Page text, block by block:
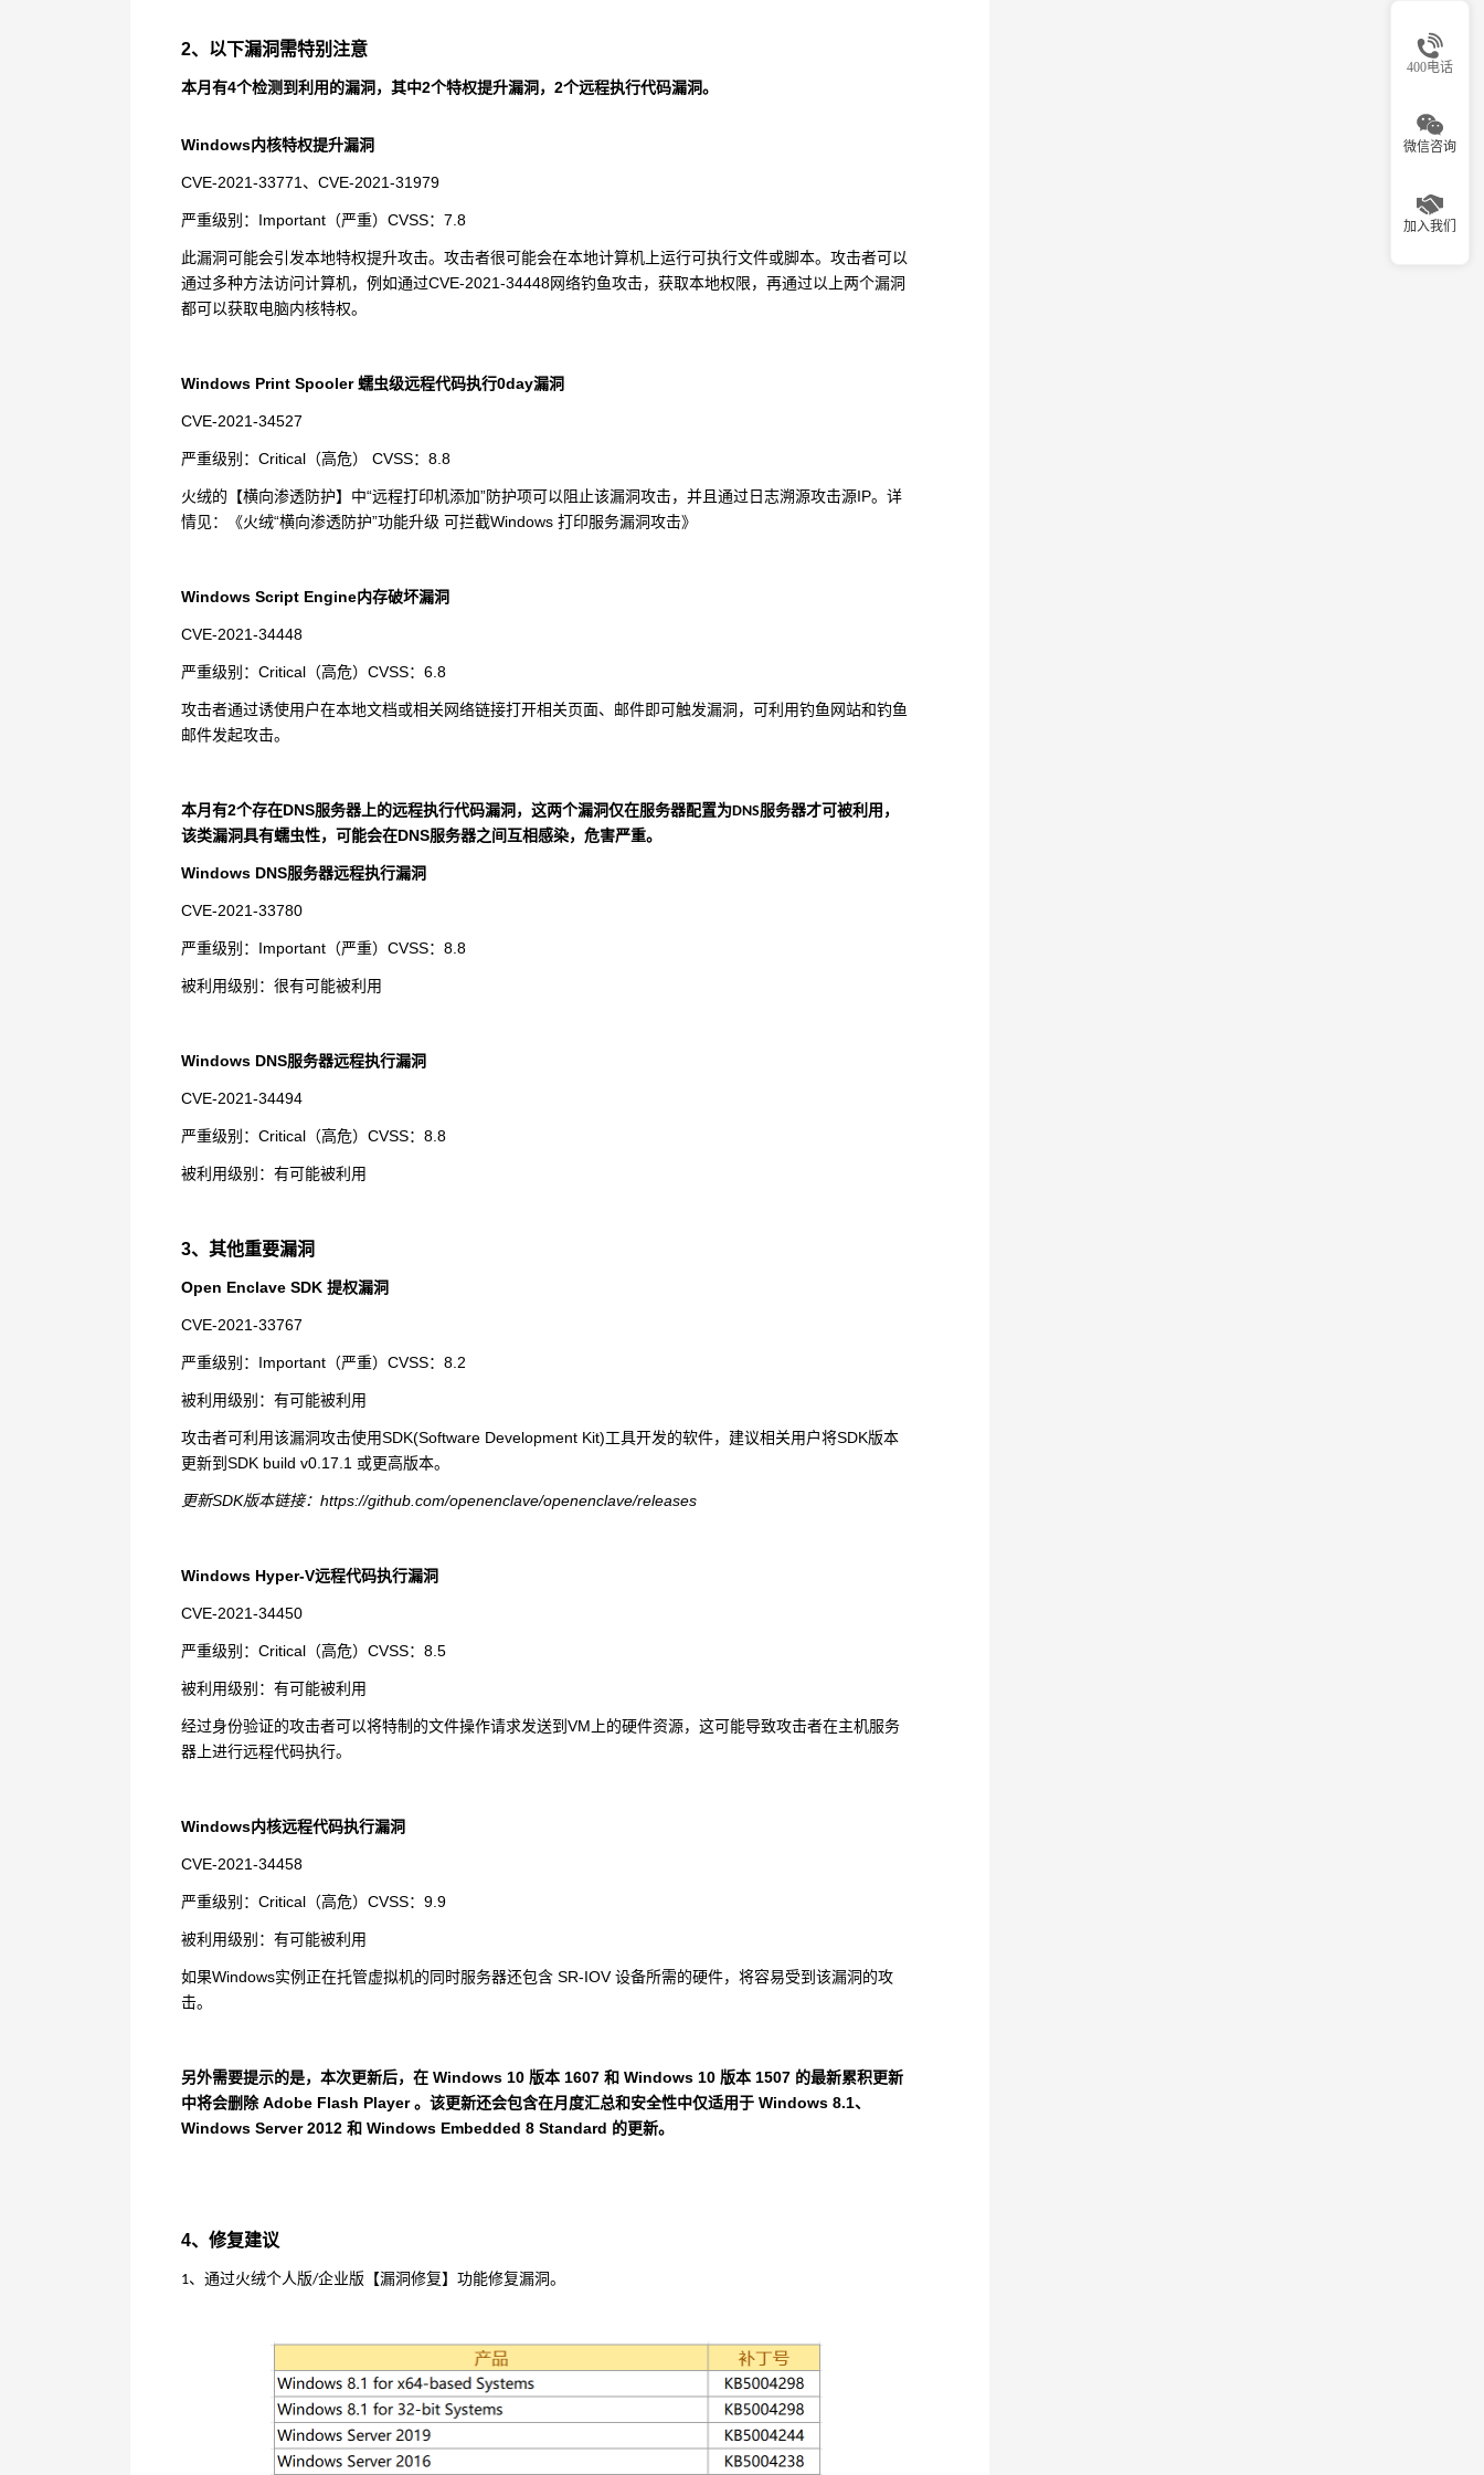
400电话
微信咨询
加入我们
2、以下漏洞需特别注意
本月有4个检测到利用的漏洞，其中2个特权提升漏洞， 2个远程执行代码漏洞。
Windows内核特权提升漏洞
CVE-2021-33771、 CVE-2021-31979
严重级别： Important（严重） CVSS： 7.8
此漏洞可能会引发本地特权提升攻击。攻击者很可能会在本地计算机上运行可执行文件或脚本。攻击者可以
通过多种方法访问计算机，例如通过CVE-2021-34448网络钓鱼攻击，获取本地权限，再通过以上两个漏洞
都可以获取电脑内核特权。
Windows Print Spooler蠕虫级远程代码执行0day漏洞
CVE-2021-34527
严重级别： Critical（高危） CVSS： 8.8
火绒的【横向渗透防护】中“远程打印机添加”防护项可以阻止该漏洞攻击，并且通过日志溯源攻击源IP。详
情见：
《火绒“横向渗透防护”功能升级 可拦截Windows 打印服务漏洞攻击》
Windows Script Engine内存破坏漏洞
CVE-2021-34448
严重级别： Critical（高危） CVSS： 6.8
攻击者通过诱使用户在本地文档或相关网络链接打开相关页面、邮件即可触发漏洞，可利用钓鱼网站和钓鱼
邮件发起攻击。
本月有2个存在DNS服务器上的远程执行代码漏洞，这两个漏洞仅在服务器配置为DNS服务器才可被利用，
该类漏洞具有蠕虫性，可能会在DNS服务器之间互相感染，危害严重。
Windows DNS服务器远程执行漏洞
CVE-2021-33780
严重级别： Important（严重） CVSS： 8.8
被利用级别：很有可能被利用
Windows DNS服务器远程执行漏洞
CVE-2021-34494
严重级别： Critical（高危） CVSS： 8.8
被利用级别：有可能被利用
3、其他重要漏洞
Open Enclave SDK 提权漏洞
CVE-2021-33767
严重级别： Important（严重） CVSS： 8.2
被利用级别：有可能被利用
攻击者可利用该漏洞攻击使用SDK(Software Development Kit)工具开发的软件，建议相关用户将SDK版本
更新到 SDK build v0.17.1 或更高版本。
更新SDK版本链接： https://github.com/openenclave/openenclave/releases
Windows Hyper-V远程代码执行漏洞
CVE-2021-34450
严重级别： Critical（高危） CVSS： 8.5
被利用级别：有可能被利用
经过身份验证的攻击者可以将特制的文件操作请求发送到 VM 上的硬件资源，这可能导致攻击者在主机服务
器上进行远程代码执行。
Windows内核远程代码执行漏洞
CVE-2021-34458
严重级别： Critical（高危） CVSS： 9.9
被利用级别：有可能被利用
如果Windows实例正在托管虚拟机的同时服务器还包含SR-IOV设备所需的硬件，将容易受到该漏洞的攻
击。
另外需要提示的是，本次更新后，在Windows 10 版本1607 和 Windows 10 版本1507 的最新累积更新
中将会删除Adobe Flash Player。该更新还会包含在月度汇总和安全性中仅适用于Windows 8.1、
Windows Server 2012 和 Windows Embedded 8 Standard 的更新。
4、修复建议
1、通过火绒个人版/企业版【漏洞修复】功能修复漏洞。